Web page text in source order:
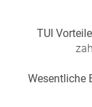
TUI
Wesentliche